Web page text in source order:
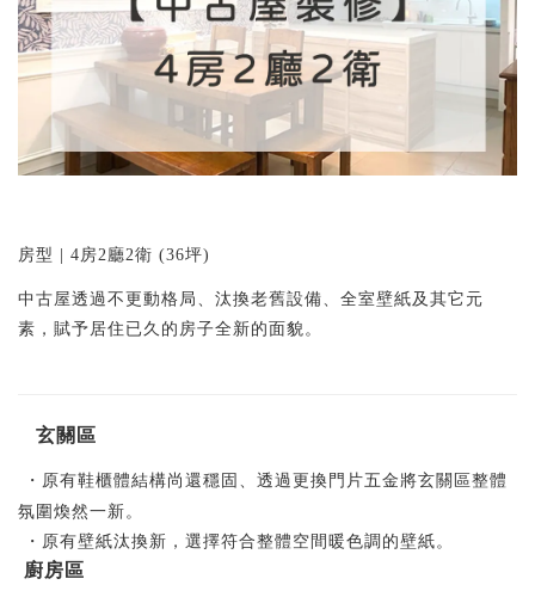
房型 | 4房2廳2衛 (36坪)
中古屋透過不更動格局、汰換老舊設備、全室壁紙及其它元
素，賦予居住已久的房子全新的面貌。
玄關區
・原有鞋櫃體結構尚還穩固、透過更換門片五金將玄關區整體
氛圍煥然一新。
・原有壁紙汰換新，選擇符合整體空間暖色調的壁紙。
廚房區